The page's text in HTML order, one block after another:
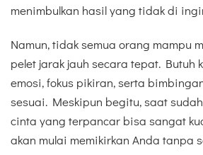
menimbulkan hasil yang tidak di
Namun, tidak semua orang mampu
pelet jarak jauh secara tepat. Butuh
emosi, fokus pikiran, serta
sesuai. Meskipun begitu, saat
cinta yang terpancar bisa sangat
akan mulai memikirkan Anda tanpa